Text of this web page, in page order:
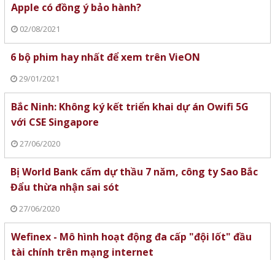
Apple có đồng ý bảo hành?
02/08/2021
6 bộ phim hay nhất để xem trên VieON
29/01/2021
Bắc Ninh: Không ký kết triển khai dự án Owifi 5G
với CSE Singapore
27/06/2020
Bị World Bank cấm dự thầu 7 năm, công ty Sao Bắc
Đẩu thừa nhận sai sót
27/06/2020
Wefinex - Mô hình hoạt động đa cấp "đội lốt" đầu
tài chính trên mạng internet